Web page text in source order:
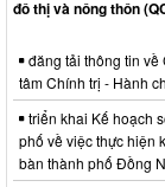
đô thị và nông thôn
đăng tải thông tin về
tâm Chính trị - Hành
triển khai Kế hoạch
phố về việc thực hiện
bàn thành phố Đồng